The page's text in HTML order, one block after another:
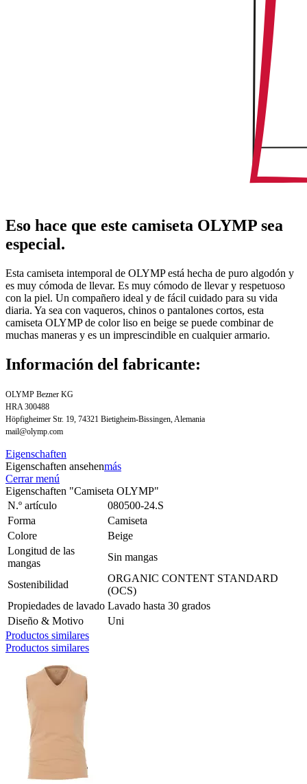
Eso hace que este camiseta OLYMP sea
especial.
Esta camiseta intemporal de OLYMP está hecha de puro algodón y
es muy cómoda de llevar. Es muy cómodo de llevar y respetuoso
con la piel. Un compañero ideal y de fácil cuidado para su vida
diaria. Ya sea con vaqueros, chinos o pantalones cortos, esta
camiseta OLYMP de color liso en beige se puede combinar de
muchas maneras y es un imprescindible en cualquier armario.
Información del fabricante:
OLYMP Bezner KG
HRA 300488
Höpfigheimer Str. 19, 74321 Bietigheim-Bissingen, Alemania
mail@olymp.com
Eigenschaften
Eigenschaften ansehenmás
Cerrar menú
Eigenschaften "Camiseta OLYMP"
N.º artículo
080500-24.S
Forma
Camiseta
Colore
Beige
Longitud de las
mangas
Sin mangas
Sostenibilidad
ORGANIC CONTENT STANDARD
(OCS)
Propiedades de lavado Lavado hasta 30 grados
Diseño & Motivo
Uni
Productos similares
Productos similares